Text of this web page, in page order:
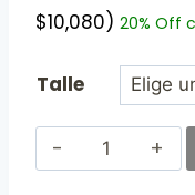
$10,080) 20% Off
Talle